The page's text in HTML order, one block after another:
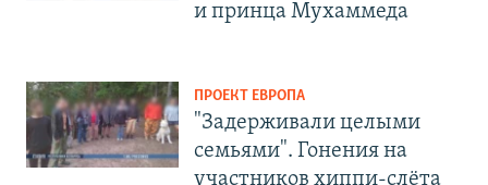
и принца Мухаммеда
ПРОЕКТ ЕВРОПА
"Задерживали целыми
семьями". Гонения на
участников хиппи-слёта